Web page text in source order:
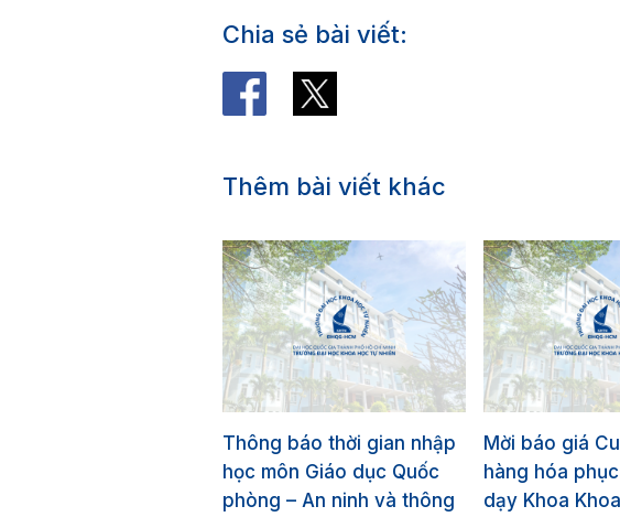
Chia sẻ bài viết:
Thêm bài viết khác
Thông báo thời gian nhập
học môn Giáo dục Quốc
phòng – An ninh và thông
Mời báo giá
hàng hóa
dạy Khoa